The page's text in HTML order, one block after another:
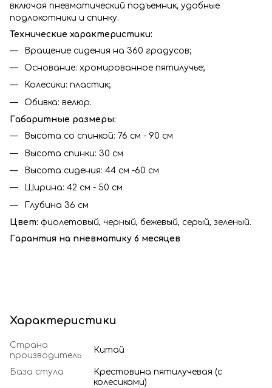
включая пневматический подъемник, удобные
подлокотники и спинку.
Технические характеристики:
Вращение сидения на 360 градусов;
Основание: хромированное пятилучье;
Колесики: пластик;
Обивка: велюр.
Габаритные размеры:
Высота со спинкой: 76 см - 90 см
Высота спинки: 30 см
Высота сидения: 44 см -60 см
Ширина: 42 см - 50 см
Глубина 36 см
Цвет: фиолетовый, черный, бежевый, серый, зеленый.
Гарантия на пневматику 6 месяцев
Характеристики
Страна
производитель
Китай
База стула
Крестовина пятилучевая (с
колесиками)